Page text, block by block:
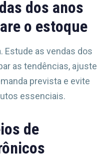
dos anos
o estoque
Estude as vendas dos
as tendências, ajuste
prevista e evite
essenciais.
de